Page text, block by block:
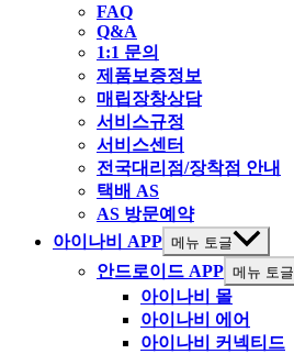
FAQ
Q&A
1:1 문의
제품보증정보
매립장창상담
서비스규정
서비스센터
전국대리점/장착점 안내
택배 AS
AS 방문예약
아이나비 APP 메뉴 토글
안드로이드 APP 메뉴 토글
아이나비 몰
아이나비 에어
아이나비 커넥티드